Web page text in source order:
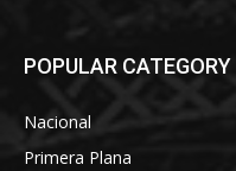
POPULAR CATEGORY
Nacional
Primera Plana